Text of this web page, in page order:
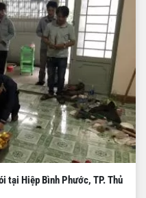
tại Hiệp Bình Phước, TP. Thủ